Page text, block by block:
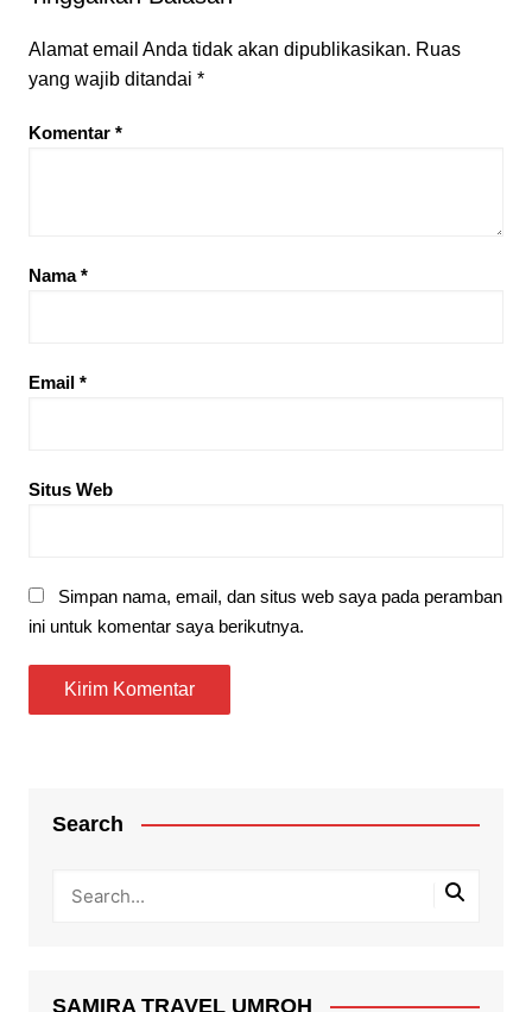
Alamat email Anda tidak akan dipublikasikan. Ruas
yang wajib ditandai *
Komentar *
Nama*
Email *
Situs Web
Simpan nama, email, dan situs web saya pada peramban
ini untuk komentar saya berikutnya.
Search
SAMIRA TRAVEL UMROH